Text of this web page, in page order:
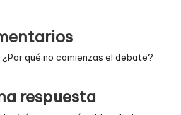
qué no comienzas el debate?
respuesta